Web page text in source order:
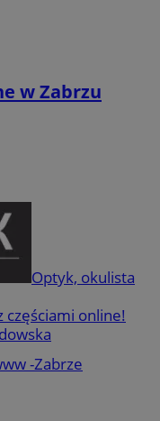
w Zabrzu
Optyk, okulista
częściami online!
-Zabrze